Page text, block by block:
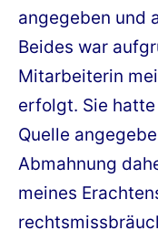
angegeben und
Beides war
Mitarbeiterin
erfolgt. Sie hatte
Quelle
Abmahnung
meines